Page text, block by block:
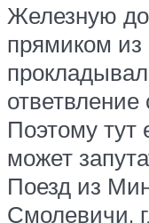
Железную
прямиком
Поэтому тут
может
Поезд из
Смолевичи,